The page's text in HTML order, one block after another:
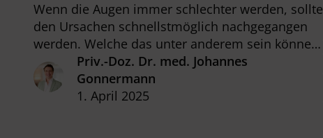
Wenn die Augen immer schlechter werden, sollte
den Ursachen schnellstmöglich nachgegangen
werden. Welche das unter anderem sein können,
erfahren Sie in diesem Beitrag.
Priv.-Doz. Dr. med. Johannes
Gonnermann
1. April 2025